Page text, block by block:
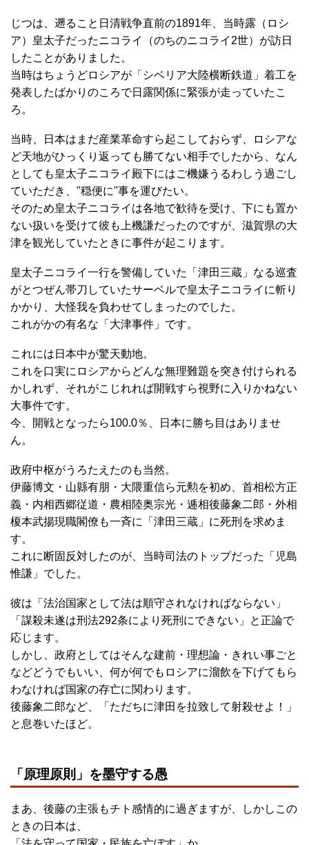
じつは、遡ること日清戦争直前の1891年、当時露（ロシ
ア）皇太子だったニコライ（のちのニコライ2世）が訪日
したことがありました。
当時はちょうどロシアが「シベリア大陸横断鉄道」着工を
発表したばかりのころで日露関係に緊張が走っていたこ
ろ。
当時、日本はまだ産業革命すら起こしておらず、ロシアな
ど天地がひっくり返っても勝てない相手でしたから、なん
としても皇太子ニコライ殿下にはご機嫌うるわしう過ごし
ていただき、"穏便に"事を運びたい。
そのため皇太子ニコライは各地で歓待を受け、下にも置か
ない扱いを受けて彼も上機謙だったのですが、滋賀県の大
津を観光していたときに事件が起こります。
皇太子ニコライ一行を警備していた「津田三蔵」なる巡査
がとつぜん帯刀していたサーベルで皇太子ニコライに斬り
かかり、大怪我を負わせてしまったのでした。
これがかの有名な「大津事件」です。
これには日本中が驚天動地。
これを口実にロシアからどんな無理難題を突き付けられる
かしれず、それがこじれれば開戦すら視野に入りかねない
大事件です。
今、開戦となったら100.0％、日本に勝ち目はありませ
ん。
政府中枢がうろたえたのも当然。
伊藤博文・山縣有朋・大隈重信ら元勲を初め、首相松方正
義・内相西郷従道・農相陸奥宗光・逓相後藤象二郎・外相
榎本武揚現職閣僚も一斉に「津田三蔵」に死刑を求めま
す。
これに断固反対したのが、当時司法のトップだった「児島
惟謙」でした。
彼は「法治国家として法は順守されなければならない」
「謀殺未遂は刑法292条により死刑にできない」と正論で
応じます。
しかし、政府としてはそんな建前・理想論・きれい事ごと
などどうでもいい、何が何でもロシアに溜飲を下げてもら
わなければ国家の存亡に関わります。
後藤象二郎など、「ただちに津田を拉致して射殺せよ！」
と息巻いたほど。
「原理原則」を墨守する愚
まあ、後藤の主張もチト感情的に過ぎますが、しかしこの
ときの日本は、